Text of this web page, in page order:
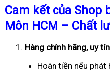
Cam kết của Shop
Môn HCM – Chất
Hàng chính hãng, uy
Hoàn tiền nếu phát